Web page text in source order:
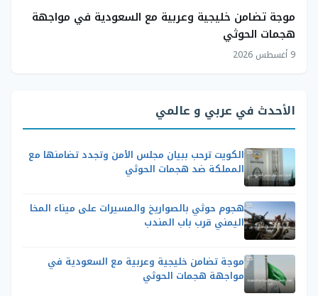
موجة تضامن خليجية وعربية مع السعودية في مواجهة
هجمات الحوثي
9 أغسطس 2026
الأحدث في عربي و عالمي
الكويت ترحب ببيان مجلس الأمن وتجدد تضامنها مع
المملكة ضد هجمات الحوثي
هجوم حوثي بالصواريخ والمسيرات على ميناء المخا
اليمني قرب باب المندب
موجة تضامن خليجية وعربية مع السعودية في
مواجهة هجمات الحوثي